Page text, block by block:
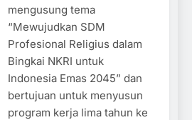
mengusung tema
“Mewujudkan SDM
Profesional Religius dalam
Bingkai NKRI untuk
Indonesia Emas 2045” dan
bertujuan untuk menyusun
program kerja lima tahun ke